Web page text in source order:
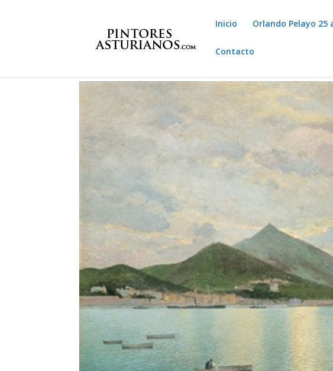
Inicio Orlando Pelayo 25
Contacto